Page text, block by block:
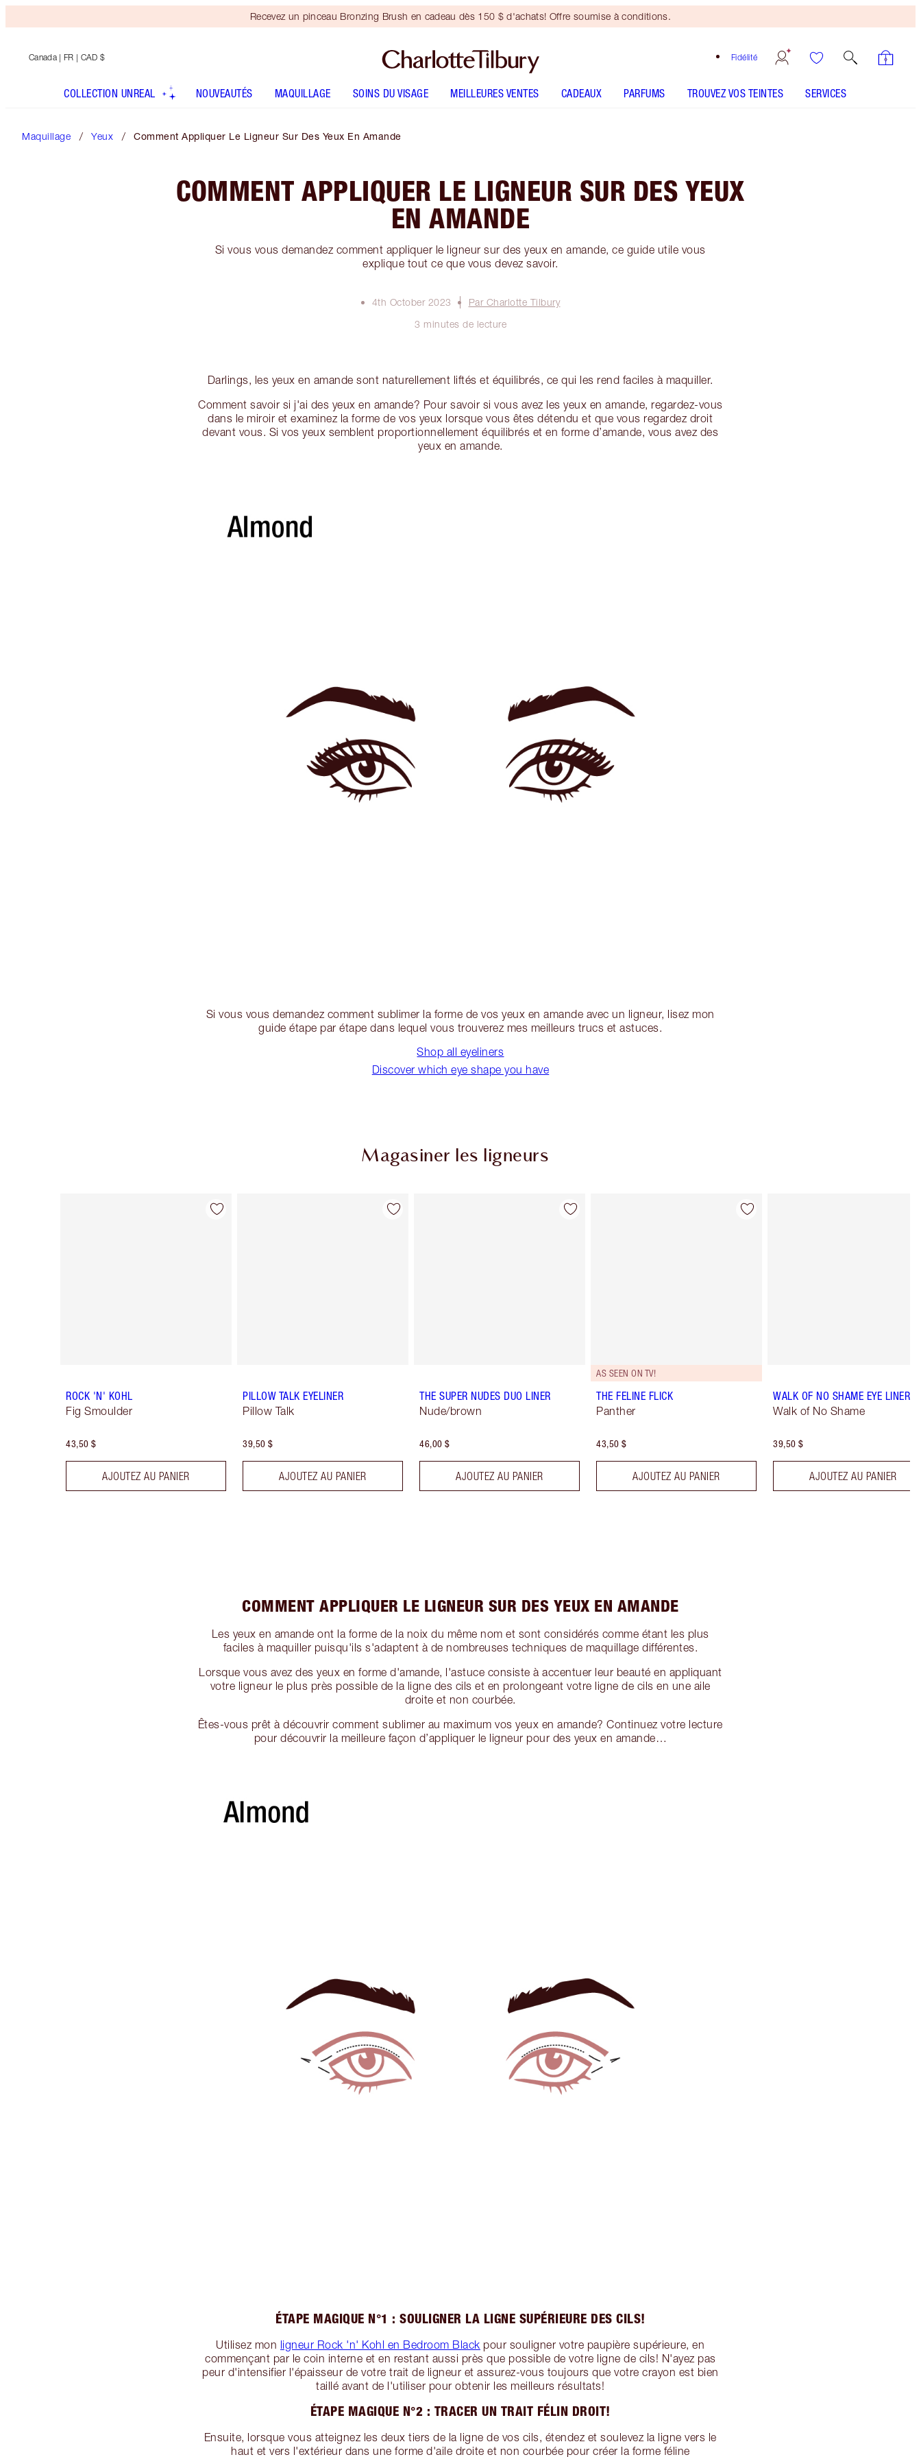
Recevez un pinceau Bronzing Brush en cadeau dès 150 $ d'achats! Offre soumise à conditions.
Fidélité
Canada | FR | CAD $
COLLECTION UNREAL NOUVEAUTÉS MAQUILLAGE SOINS DU VISAGE MEILLEURES VENTES CADEAUX PARFUMS TROUVEZ VOS TEINTES SERVICES
Maquillage Yeux Comment Appliquer Le Ligneur Sur Des Yeux En Amande
COMMENT APPLIQUER LE LIGNEUR SUR DES YEUX
EN AMANDE
Si vous vous demandez comment appliquer le ligneur sur des yeux en amande, ce guide utile vous
explique tout ce que vous devez savoir.
4th October 2023
Par Charlotte Tilbury
3 minutes de lecture
Darlings, les yeux en amande sont naturellement liftés et équilibrés, ce qui les rend faciles à maquiller.
Comment savoir si j'ai des yeux en amande? Pour savoir si vous avez les yeux en amande, regardez-vous
dans le miroir et examinez la forme de vos yeux lorsque vous êtes détendu et que vous regardez droit
devant vous. Si vos yeux semblent proportionnellement équilibrés et en forme d’amande, vous avez des
yeux en amande.
Si vous vous demandez comment sublimer la forme de vos yeux en amande avec un ligneur, lisez mon
guide étape par étape dans lequel vous trouverez mes meilleurs trucs et astuces.
Shop all eyeliners
Discover which eye shape you have
Magasiner les ligneurs
Article 1 sur 26
ROCK 'N' KOHL
Fig Smoulder
43,50 $
AJOUTEZ AU PANIER
Article 2 sur 26
PILLOW TALK EYELINER
Pillow Talk
39,50 $
AJOUTEZ AU PANIER
Article 3 sur 26
THE SUPER NUDES DUO LINER
Nude/brown
46,00 $
AJOUTEZ AU PANIER
Article 4 sur 26
AS SEEN ON TV!
THE FELINE FLICK
Panther
43,50 $
AJOUTEZ AU PANIER
WALK OF NO SHAME EYE LINER
Walk of No Shame
39,50 $
AJOUTEZ AU PANIER
COMMENT APPLIQUER LE LIGNEUR SUR DES YEUX EN AMANDE
Les yeux en amande ont la forme de la noix du même nom et sont considérés comme étant les plus
faciles à maquiller puisqu'ils s'adaptent à de nombreuses techniques de maquillage différentes.
Lorsque vous avez des yeux en forme d'amande, l'astuce consiste à accentuer leur beauté en appliquant
votre ligneur le plus près possible de la ligne des cils et en prolongeant votre ligne de cils en une aile
droite et non courbée.
Êtes-vous prêt à découvrir comment sublimer au maximum vos yeux en amande? Continuez votre lecture
pour découvrir la meilleure façon d’appliquer le ligneur pour des yeux en amande…
ÉTAPE MAGIQUE N°1 : SOULIGNER LA LIGNE SUPÉRIEURE DES CILS!
Utilisez mon ligneur Rock 'n' Kohl en Bedroom Black pour souligner votre paupière supérieure, en
commençant par le coin interne et en restant aussi près que possible de votre ligne de cils! N'ayez pas
peur d'intensifier l'épaisseur de votre trait de ligneur et assurez-vous toujours que votre crayon est bien
taillé avant de l'utiliser pour obtenir les meilleurs résultats!
ÉTAPE MAGIQUE N°2 : TRACER UN TRAIT FÉLIN DROIT!
Ensuite, lorsque vous atteignez les deux tiers de la ligne de vos cils, étendez et soulevez la ligne vers le
haut et vers l'extérieur dans une forme d'aile droite et non courbée pour créer la forme féline